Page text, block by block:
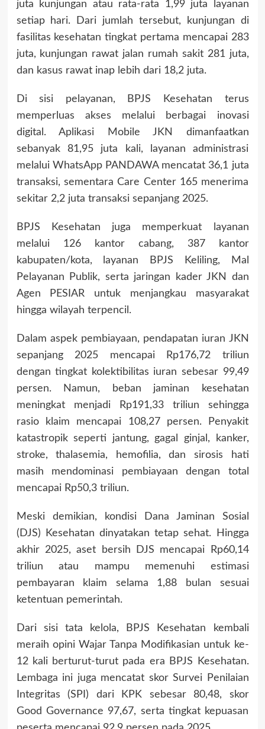
juta kunjungan atau rata-rata 1,99 juta layanan
setiap hari. Dari jumlah tersebut, kunjungan di
fasilitas kesehatan tingkat pertama mencapai 283
juta, kunjungan rawat jalan rumah sakit 281 juta,
dan kasus rawat inap lebih dari 18,2 juta.
Di sisi pelayanan, BPJS Kesehatan terus
memperluas akses melalui berbagai inovasi
digital. Aplikasi Mobile JKN dimanfaatkan
sebanyak 81,95 juta kali, layanan administrasi
melalui WhatsApp PANDAWA mencatat 36,1 juta
transaksi, sementara Care Center 165 menerima
sekitar 2,2 juta transaksi sepanjang 2025.
BPJS Kesehatan juga memperkuat layanan
melalui 126 kantor cabang, 387 kantor
kabupaten/kota, layanan BPJS Keliling, Mal
Pelayanan Publik, serta jaringan kader JKN dan
Agen PESIAR untuk menjangkau masyarakat
hingga wilayah terpencil.
Dalam aspek pembiayaan, pendapatan iuran JKN
sepanjang 2025 mencapai Rp176,72 triliun
dengan tingkat kolektibilitas iuran sebesar 99,49
persen. Namun, beban jaminan kesehatan
meningkat menjadi Rp191,33 triliun sehingga
rasio klaim mencapai 108,27 persen. Penyakit
katastropik seperti jantung, gagal ginjal, kanker,
stroke, thalasemia, hemofilia, dan sirosis hati
masih mendominasi pembiayaan dengan total
mencapai Rp50,3 triliun.
Meski demikian, kondisi Dana Jaminan Sosial
(DJS) Kesehatan dinyatakan tetap sehat. Hingga
akhir 2025, aset bersih DJS mencapai Rp60,14
triliun atau mampu memenuhi estimasi
pembayaran klaim selama 1,88 bulan sesuai
ketentuan pemerintah.
Dari sisi tata kelola, BPJS Kesehatan kembali
meraih opini Wajar Tanpa Modifikasian untuk ke-
12 kali berturut-turut pada era BPJS Kesehatan.
Lembaga ini juga mencatat skor Survei Penilaian
Integritas (SPI) dari KPK sebesar 80,48, skor
Good Governance 97,67, serta tingkat kepuasan